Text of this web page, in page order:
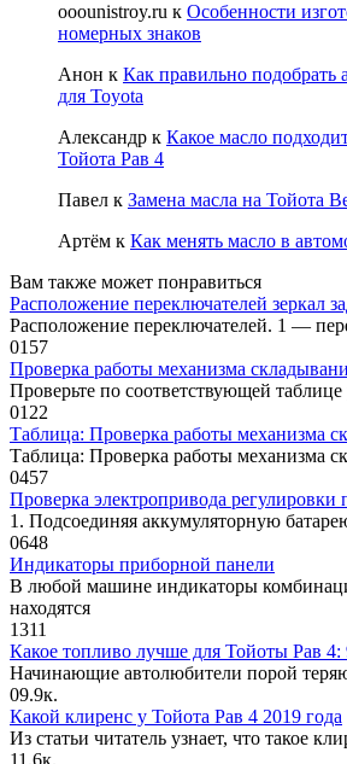
ooounistroy.ru к Особенности
номерных знаков
Анон к Как правильно
для Toyota
Александр к Какое масло
Тойота Рав 4
Павел к Замена масла на Тойота
Артём к Как менять масло в
Вам также может понравиться
Расположение переключателей зеркал
Расположение переключателей. 1 —
0157
Проверка работы механизма
Проверьте по соответствующей
0122
Таблица: Проверка работы механизма
Таблица: Проверка работы механизма
0457
Проверка электропривода регулировки
1. Подсоединяя аккумуляторную
0648
Индикаторы приборной панели
В любой машине индикаторы
находятся
1311
Какое топливо лучше для Тойоты Рав 4:
Начинающие автолюбители порой
09.9к.
Какой клиренс у Тойота Рав 4 2019 года
Из статьи читатель узнает, что такое